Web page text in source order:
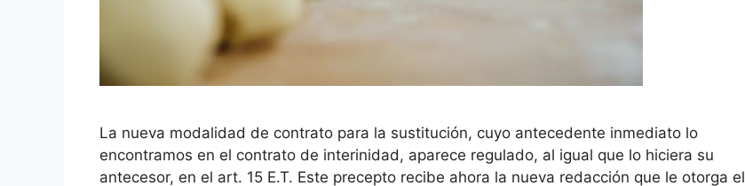
La nueva modalidad de contrato para la sustitución, cuyo antecedente inmediato lo
encontramos en el contrato de interinidad, aparece regulado, al igual que lo hiciera su
antecesor, en el art. 15 E.T. Este precepto recibe ahora la nueva redacción que le otorga el